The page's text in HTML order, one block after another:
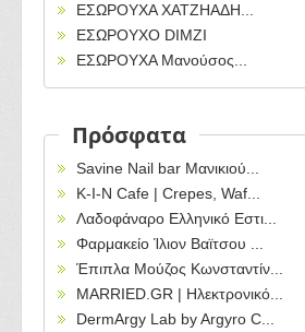
ΕΣΩΡΟΥΧΑ ΧΑΤΖΗΑΔΗ...
ΕΣΩΡΟΥΧΟ DIMZI
ΕΣΩΡΟΥΧΑ Μανούσος...
Πρόσφατα
Savine Nail bar Μανικιού...
Κ-Ι-Ν Cafe | Crepes, Waf...
Λαδοφάναρο Ελληνικό Εστι...
Φαρμακείο Ίλιον Βαϊτσου ...
Έπιπλα Μούζος Κωνσταντίν...
MARRIED.GR | Ηλεκτρονικό...
DermArgy Lab by Argyro C...